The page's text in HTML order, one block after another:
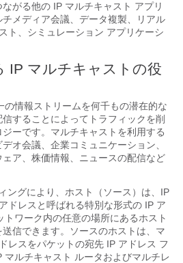
がる他の IP マルチキャスト アプリ
メディア会議、データ複製、リアル
ト、シミュレーション アプリケーシ
IP マルチキャストの役
の情報ストリームを何千もの潜在的な
することによってトラフィックを削
ーです。マルチキャストを利用する
オ会議、企業コミュニケーション、
ア、株価情報、ニュースの配信など
ングにより、ホスト（ソース）は、IP
ドレスと呼ばれる特別な形式の IP ア
トワーク内の任意の場所にあるホスト
送信できます。ソースのホストは、マ
レスをパケットの宛先 IP アドレス フ
マルチキャスト ルータおよびマルチレ